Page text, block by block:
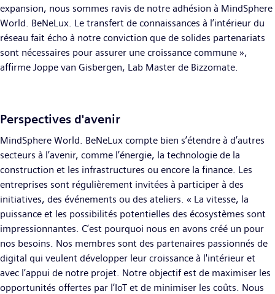
expansion, nous sommes ravis de notre adhésion à MindSphere
World. BeNeLux. Le transfert de connaissances à l’intérieur du
réseau fait écho à notre conviction que de solides partenariats
sont nécessaires pour assurer une croissance commune »,
affirme Joppe van Gisbergen, Lab Master de Bizzomate.
Perspectives d'avenir
MindSphere World. BeNeLux compte bien s’étendre à d’autres
secteurs à l’avenir, comme l’énergie, la technologie de la
construction et les infrastructures ou encore la finance. Les
entreprises sont régulièrement invitées à participer à des
initiatives, des événements ou des ateliers. « La vitesse, la
puissance et les possibilités potentielles des écosystèmes sont
impressionnantes. C’est pourquoi nous en avons créé un pour
nos besoins. Nos membres sont des partenaires passionnés de
digital qui veulent développer leur croissance à l'intérieur et
avec l’appui de notre projet. Notre objectif est de maximiser les
opportunités offertes par l’IoT et de minimiser les coûts. Nous